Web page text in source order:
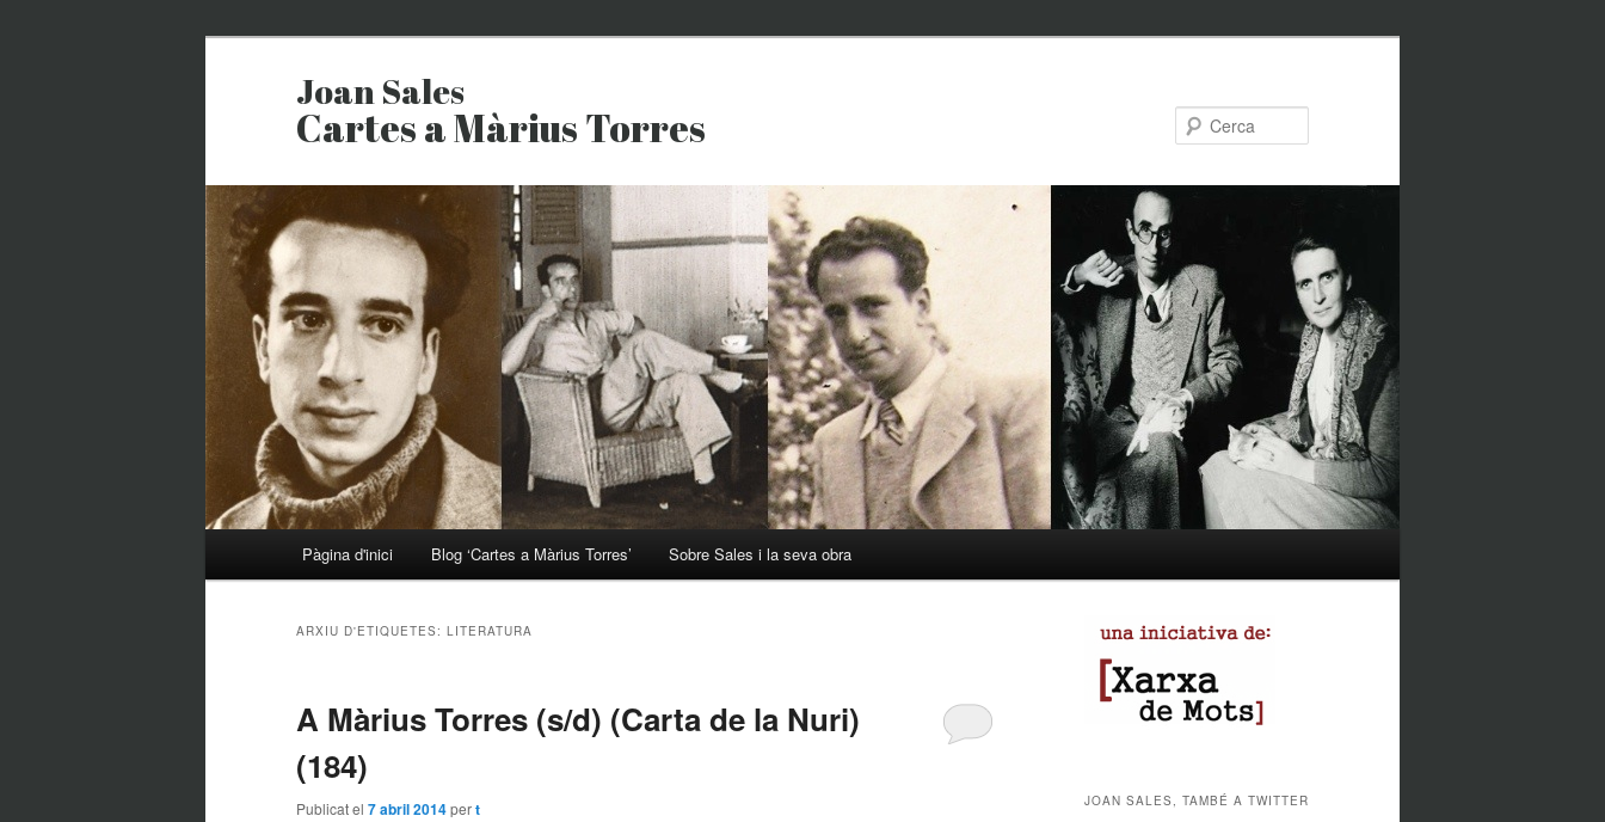
Joan Sales
Cartes a Màrius Torres
Aneu al contingut principal
Aneu al contingut secundari
Pàgina d'inici Blog ‘Cartes a Màrius Torres’ Sobre Sales i la seva obra
ARXIU D'ETIQUETES: LITERATURA
A Màrius Torres (s/d) (Carta de la Nuri)
(184)
Publicat el 7 abril 2014pert JOAN SALES, TAMBÉ A TWITTER